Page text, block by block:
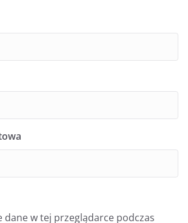
dane w tej przeglądarce podczas